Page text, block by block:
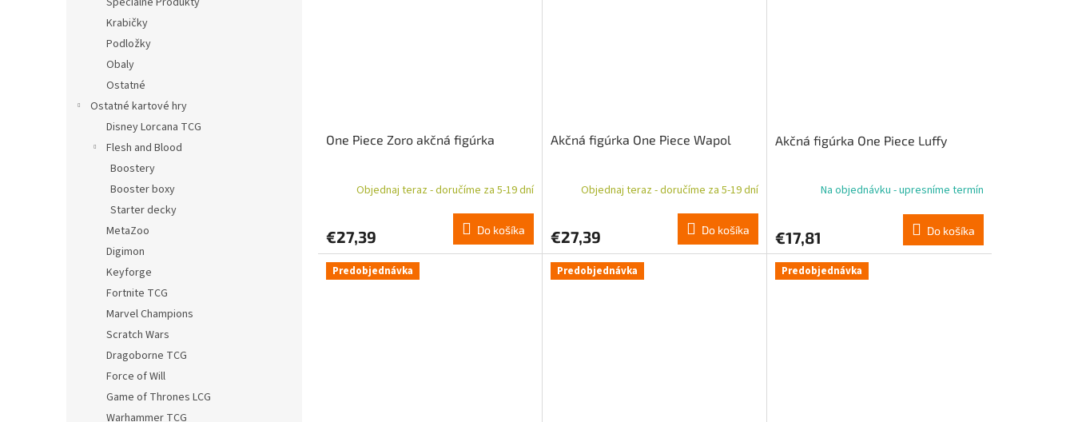
Krabičky
Podložky
Obaly
Ostatné
Ostatné kartové hry
Disney Lorcana TCG
Flesh and Blood
Boostery
Booster boxy
Starter decky
MetaZoo
Digimon
Keyforge
Fortnite TCG
Marvel Champions
Scratch Wars
Dragoborne TCG
Force of Will
Game of Thrones LCG
Warhammer TCG
One Piece Zoro akčná figúrka
Objednaj teraz - doručíme za 5-19 dní
€27,39 Do košíka
Akčná figúrka One Piece Wapol
Objednaj teraz - doručíme za 5-19 dní
€27,39 Do košíka
Akčná figúrka One Piece Luffy
Na objednávku - upresníme termín
€17,81 Do košíka
Predobjednávka Predobjednávka Predobjednávka